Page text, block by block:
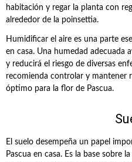
habitación y regar la planta con
alrededor de la poinsettia.
Humidificar el aire es una parte
en casa. Una humedad adecuada
y reducirá el riesgo de diversas
recomienda controlar y mantener
óptimo para la flor de Pascua.
El suelo desempeña un papel
Pascua en casa. Es la base sobre